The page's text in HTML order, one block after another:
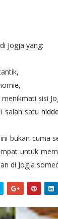
Jogja yang:
sisi
salah satu
bukan cuma
untuk
di Jogja